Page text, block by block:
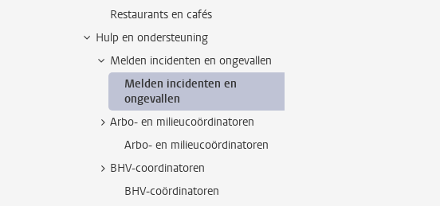
Restaurants en cafés
Hulp en ondersteuning
Melden incidenten en ongevallen
Melden incidenten en
ongevallen
Arbo- en milieucoördinatoren
Arbo- en milieucoördinatoren
BHV-coordinatoren
BHV-coördinatoren